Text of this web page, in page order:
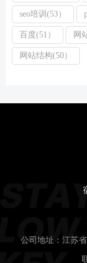
seo培训(53）
百度(51） 网
网站结构(50）
公司地址：江苏